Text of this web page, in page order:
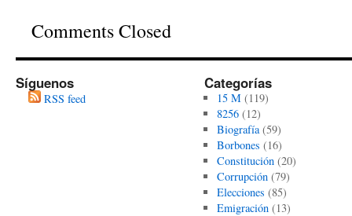
Comments Closed
Síguenos
RSS feed
Categorías
15 M(119)
8256(12)
Biografía(59)
Borbones (16)
Constitución(20)
Corrupción(79)
Elecciones (85)
Emigración(13)